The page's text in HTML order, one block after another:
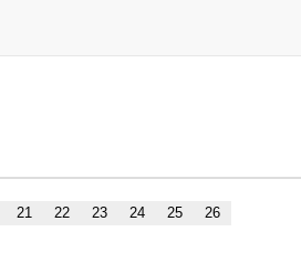
21 22 23 24 25 26